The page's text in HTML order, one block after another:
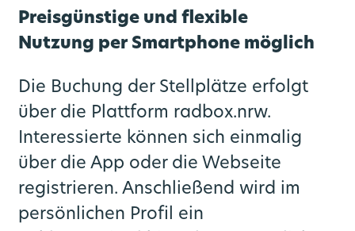
Preisgünstige und flexible
Nutzung per Smartphone möglich
Die Buchung der Stellplätze erfolgt
über die Plattform radbox.nrw.
Interessierte können sich einmalig
über die App oder die Webseite
registrieren. Anschließend wird im
persönlichen Profil ein